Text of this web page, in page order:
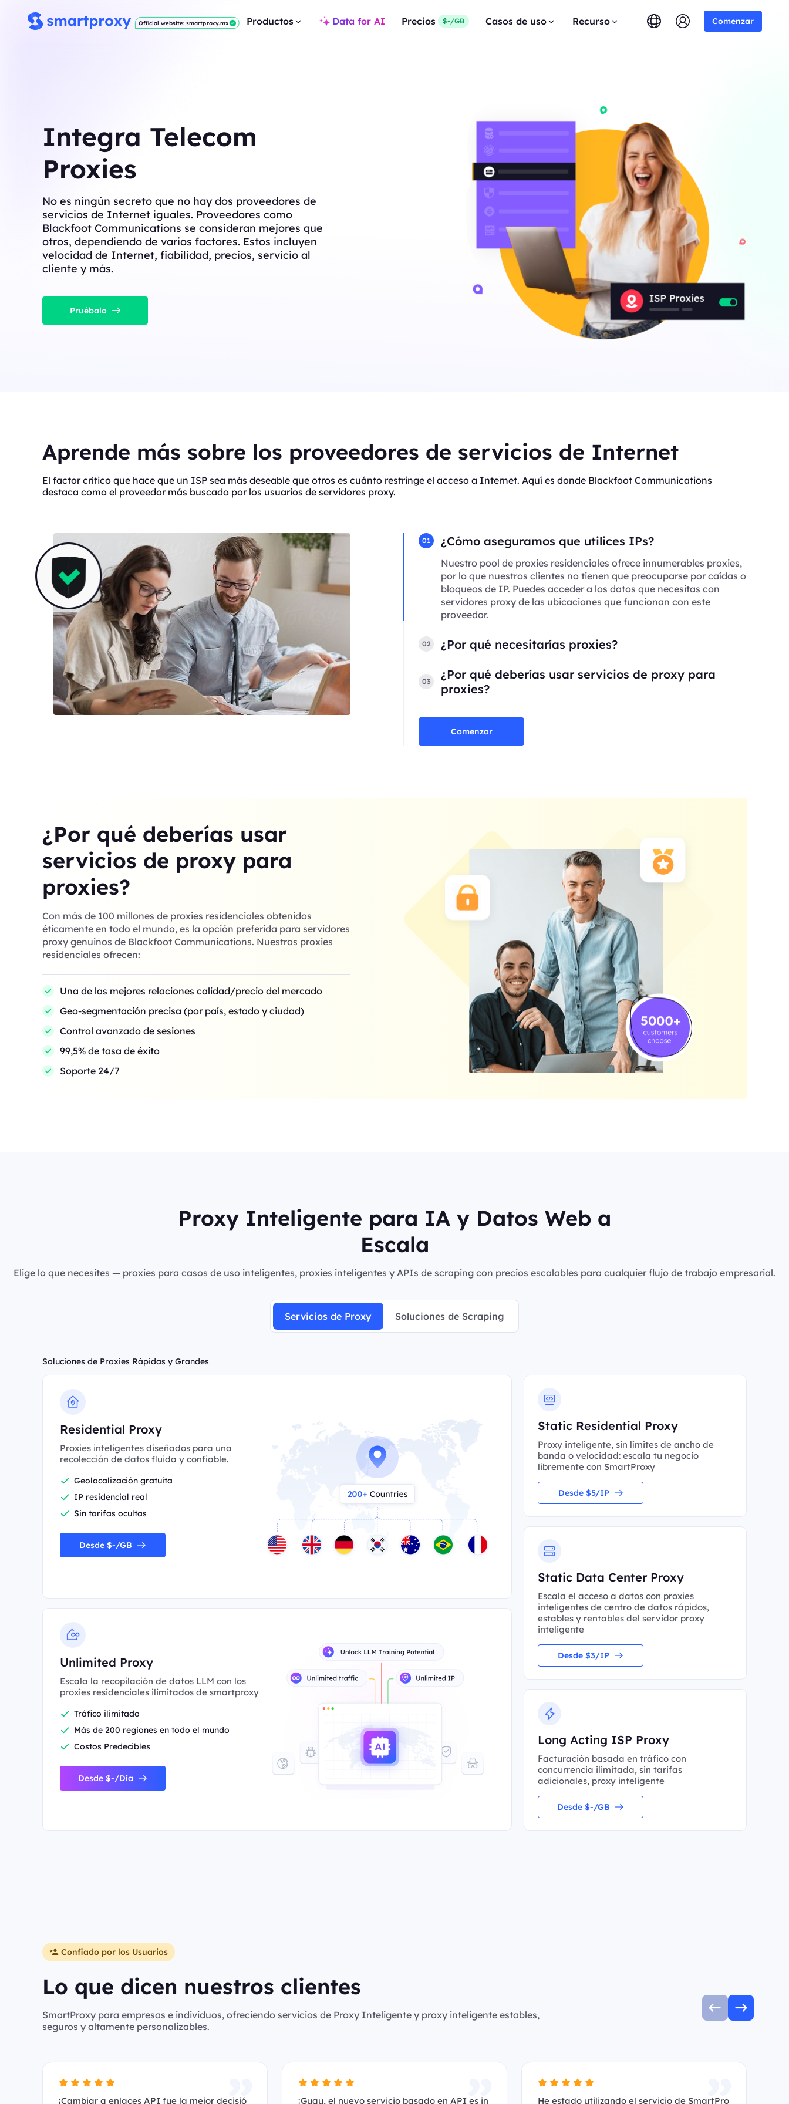
Official website: smartproxy.mx Productos Data for AI Precios $-/GB Casos de uso Recurso Comenzar
Integra Telecom
Proxies
No es ningún secreto que no hay dos proveedores de
servicios de Internet iguales. Proveedores como
Blackfoot Communications se consideran mejores que
otros, dependiendo de varios factores. Estos incluyen
velocidad de Internet, fiabilidad, precios, servicio al
cliente y más.
Pruébalo
Aprende más sobre los proveedores de servicios de Internet
El factor crítico que hace que un ISP sea más deseable que otros es cuánto restringe el acceso a Internet. Aquí es donde Blackfoot Communications
destaca como el proveedor más buscado por los usuarios de servidores proxy.
01 ¿Cómo aseguramos que utilices IPs?
Nuestro pool de proxies residenciales ofrece innumerables proxies,
por lo que nuestros clientes no tienen que preocuparse por caídas o
bloqueos de IP. Puedes acceder a los datos que necesitas con
servidores proxy de las ubicaciones que funcionan con este
proveedor.
02 ¿Por qué necesitarías proxies?
03
¿Por qué deberías usar servicios de proxy para
proxies?
Comenzar
¿Por qué deberías usar
servicios de proxy para
proxies?
Con más de 100 millones de proxies residenciales obtenidos
éticamente en todo el mundo, es la opción preferida para servidores
proxy genuinos de Blackfoot Communications. Nuestros proxies
residenciales ofrecen:
Una de las mejores relaciones calidad/precio del mercado
Geo-segmentación precisa (por país, estado y ciudad)
Control avanzado de sesiones
99,5% de tasa de éxito
Soporte 24/7
Proxy Inteligente para IA y Datos Web a
Escala
Elige lo que necesites — proxies para casos de uso inteligentes, proxies inteligentes y APIs de scraping con precios escalables para cualquier flujo de trabajo empresarial.
Servicios de Proxy Soluciones de Scraping
Soluciones de Proxies Rápidas y Grandes
Residential Proxy
Proxies inteligentes diseñados para una
recolección de datos fluida y confiable.
Geolocalización gratuita
IP residencial real
Sin tarifas ocultas
Desde $-/GB
Unlimited Proxy
Escala la recopilación de datos LLM con los
proxies residenciales ilimitados de smartproxy
Tráfico ilimitado
Más de 200 regiones en todo el mundo
Costos Predecibles
Desde $-/Día
Static Residential Proxy
Proxy inteligente, sin límites de ancho de
banda o velocidad: escala tu negocio
libremente con SmartProxy
Desde $5/IP
Static Data Center Proxy
Escala el acceso a datos con proxies
inteligentes de centro de datos rápidos,
estables y rentables del servidor proxy
inteligente
Desde $3/IP
Long Acting ISP Proxy
Facturación basada en tráfico con
concurrencia ilimitada, sin tarifas
adicionales, proxy inteligente
Desde $-/GB
Confiado por los Usuarios
Lo que dicen nuestros clientes
SmartProxy para empresas e individuos, ofreciendo servicios de Proxy Inteligente y proxy inteligente estables,
seguros y altamente personalizables.
¡Cambiar a enlaces API fue la mejor decisió ¡Guau, el nuevo servicio basado en API es in He estado utilizando el servicio de SmartPro